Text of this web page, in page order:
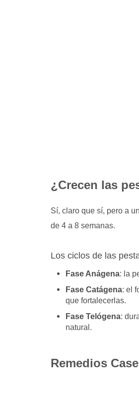
¿Crecen las
Sí, claro que sí, pero a
de 4 a 8 semanas.
Los ciclos de las
Fase Anágena: la
Fase Catágena: el
que fortalecerlas.
Fase Telógena:
natural.
Remedios